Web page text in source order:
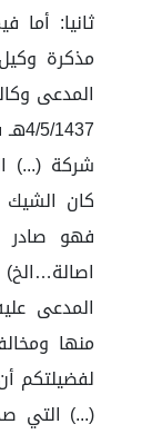
ثانيا: أما
مذكرة
المدعى
4/
كان
فهو صادر
المدعى
منها
لفضيلتكم
(...) التي